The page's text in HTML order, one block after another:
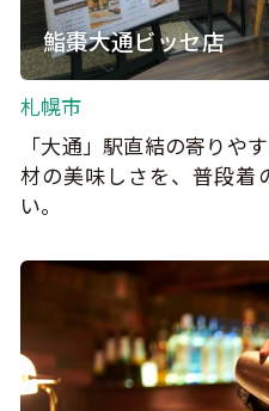
鮨棗大通ビッセ店
札幌市
「大通」駅直結の寄りや
材の美味しさを、普段着
い。